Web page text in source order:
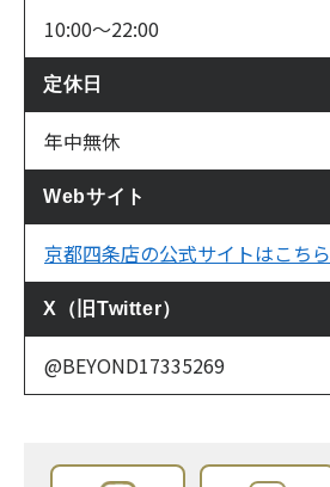
10:00〜22:00
定休日
年中無休
Webサイト
京都四条店の公式サイトはこちら
X（旧Twitter）
@BEYOND17335269